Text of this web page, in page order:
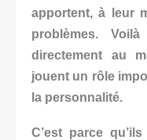
apportent, à leur
problèmes.
directement au
jouent un rôle
la personnalité.
C’est parce